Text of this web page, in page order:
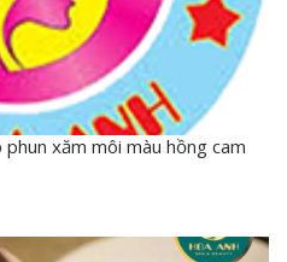
xăm môi màu hồng cam